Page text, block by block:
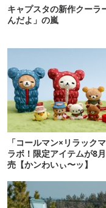
キャプスタの新作クーラ
んだよ」の嵐
「コールマン×リラック
ラボ！限定アイテムが8
売【かンわいぃ〜ッ】